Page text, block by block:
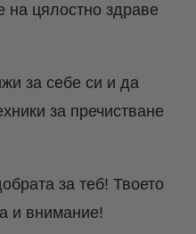
на цялостно здраве
за себе си и да
за пречистване
за теб! Твоето
и внимание!